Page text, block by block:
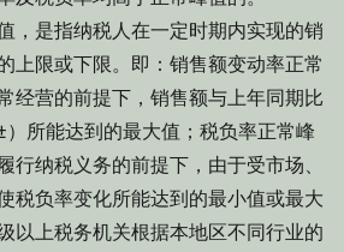
是指纳税人在一定时期内实现的销
上限或下限。即：销售额变动率正常
经营的前提下，销售额与上年同期比
所能达到的最大值；税负率正常峰
行纳税义务的前提下，由于受市场、
税负率变化所能达到的最小值或最大
以上税务机关根据本地区不同行业的